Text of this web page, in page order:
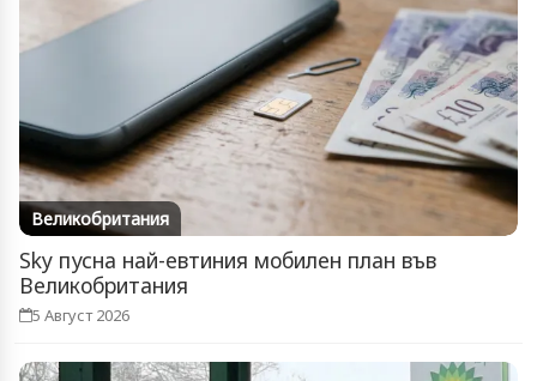
Великобритания
Sky пусна най-евтиния мобилен план във
Великобритания
5 Август 2026